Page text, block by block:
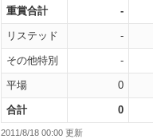
重賞合計 -
リステッド -
その他特別 -
平場 0
合計 0
2011/8/18 00:00 更新